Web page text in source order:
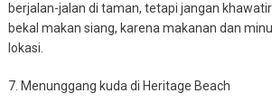
berjalan-jalan di taman, tetapi jangan
bekal makan siang, karena makanan dan
lokasi.
7. Menunggang kuda di Heritage Beach